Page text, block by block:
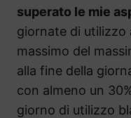
superato le mie
giornate di utilizzo
massimo del
alla fine della
con almeno un
giorno di utilizzo